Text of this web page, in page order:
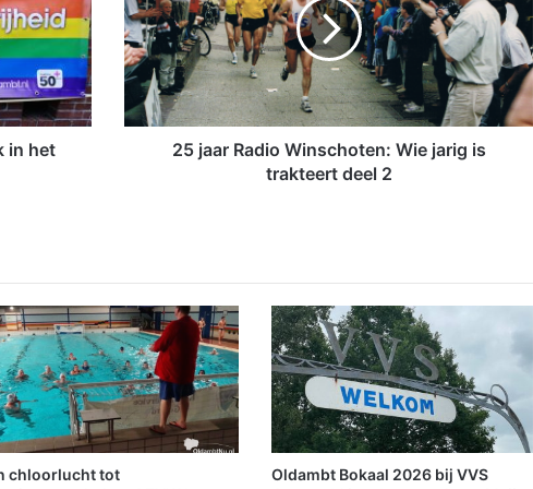
in het
a
a
r
R
d
c
h
o
t
e
n
:
W
25 jaar Radio Winschoten: Wie jarig is
trakteert deel 2
chloorlucht tot
Oldambt Bokaal 2026 bij VVS